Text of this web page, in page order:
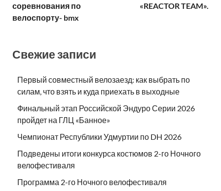
соревнования по
велоспорту- bmx
«REACTOR TEAM».
Свежие записи
Первый совместный велозаезд: как выбрать по
силам, что взять и куда приехать в выходные
Финальный этап Российской Эндуро Серии 2026
пройдет на ГЛЦ «Банное»
Чемпионат Республики Удмуртии по DH 2026
Подведены итоги конкурса костюмов 2-го Ночного
велофестиваля
Программа 2-го Ночного велофестиваля